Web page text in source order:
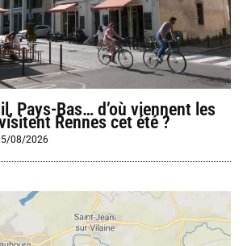
Pays-Bas… d’où viennent les
Rennes cet été ?
08/2026